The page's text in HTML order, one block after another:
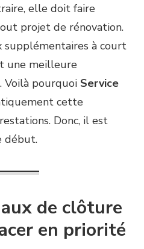
elle doit faire
projet de rénovation.
supplémentaires à court
une meilleure
Voilà pourquoi Service
cette
Donc, il est
début.
de clôture
en priorité